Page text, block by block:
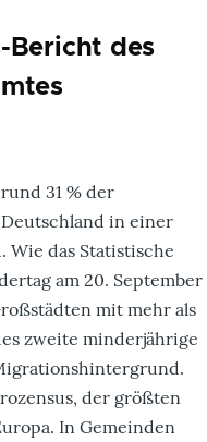
Bericht des
31 % der
in einer
das Statistische
am 20. September
mit mehr als
zweite minderjährige
der größten
In Gemeinden